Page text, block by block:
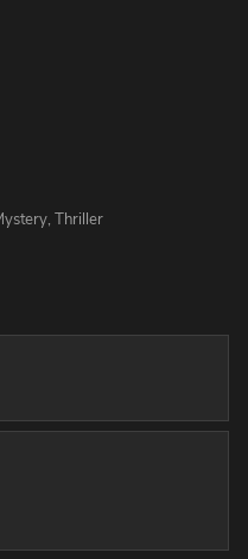
Thriller